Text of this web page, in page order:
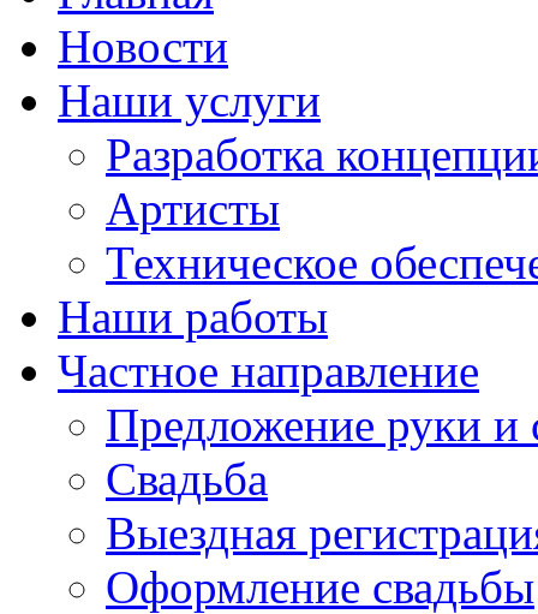
Новости
Наши услуги
Разработка
Артисты
Техническое
Наши работы
Частное направление
Предложение руки и
Свадьба
Выездная
Оформление свадьбы